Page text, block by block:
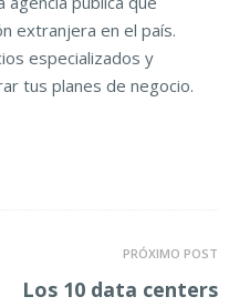
extranjera en el país.
especializados y
tus planes de negocio.
PRÓXIMO POST
Los 10 data centers